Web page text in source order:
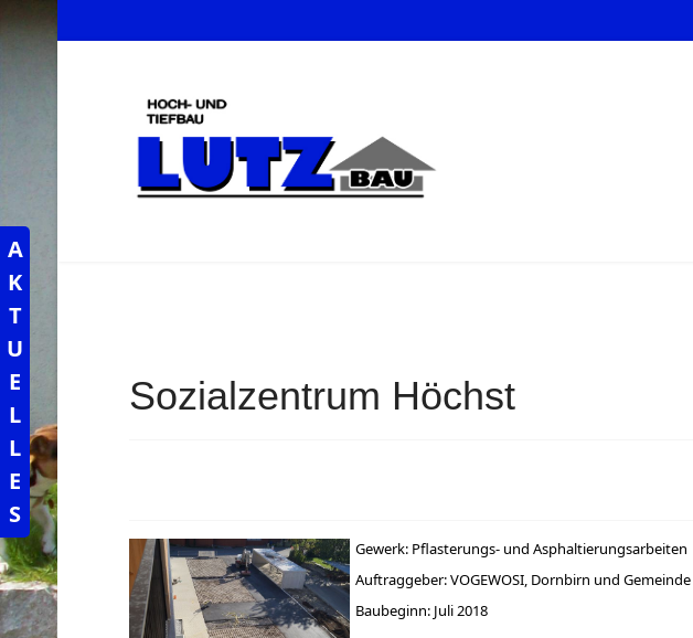
Sozialzentrum Höchst
Gewerk: Pflasterungs- und Asphaltierungsarbeiten
Auftraggeber: VOGEWOSI, Dornbirn und
Baubeginn: Juli 2018
A
K
T
U
E
L
L
E
S